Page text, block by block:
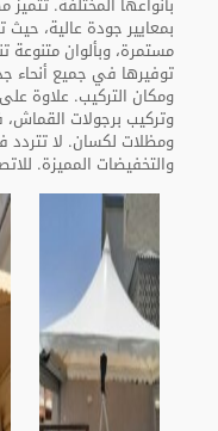
بمعايير جودة عالية،
مستمرة، وبألوان
توفيرها في جميع أنحاء
ومكان التركيب. علاوة
وتركيب برجولات القماش،
ومظلات لكسان. لا تتردد
والتخفيضات المميزة.